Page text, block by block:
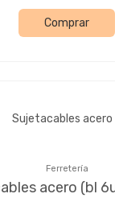
Comprar
Ferretería
acero (bl